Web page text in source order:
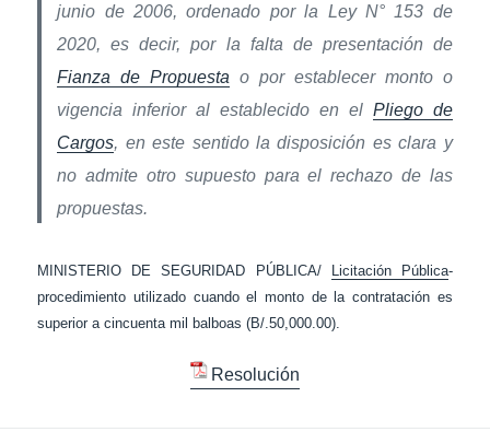
junio de 2006, ordenado por la Ley N° 153 de
2020, es decir, por la falta de presentación de
Fianza de Propuesta o por establecer monto o
vigencia inferior al establecido en el Pliego de
Cargos, en este sentido la disposición es clara y
no admite otro supuesto para el rechazo de las
propuestas.
MINISTERIO DE SEGURIDAD PÚBLICA/ Licitación Pública-
procedimiento utilizado cuando el monto de la contratación es
superior a cincuenta mil balboas (B/.50,000.00).
Resolución